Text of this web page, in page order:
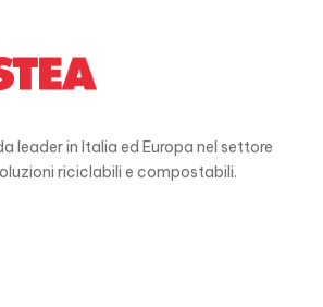
leader in Italia ed Europa nel settore
riciclabili e compostabili.